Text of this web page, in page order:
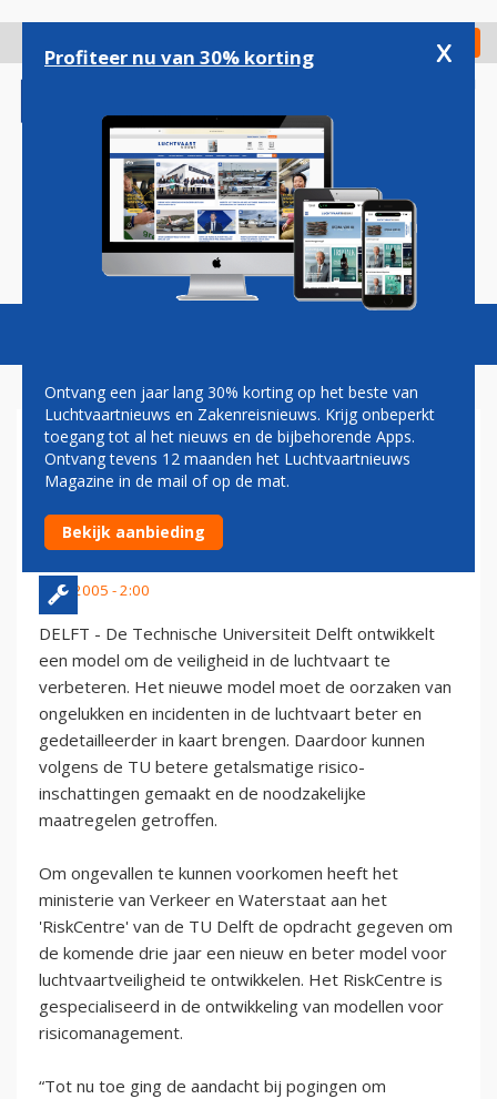
gaan
Check in
Magazine Podcasts Vacatures
TU DELFT ONTWIKKELT
MODEL VOOR VERBETERING
VLIEGVEILIGHEID
9 juli 2005 - 2:00
DELFT - De Technische Universiteit Delft ontwikkelt
een model om de veiligheid in de luchtvaart te
verbeteren. Het nieuwe model moet de oorzaken van
ongelukken en incidenten in de luchtvaart beter en
gedetailleerder in kaart brengen. Daardoor kunnen
volgens de TU betere getalsmatige risico-
inschattingen gemaakt en de noodzakelijke
maatregelen getroffen.
Om ongevallen te kunnen voorkomen heeft het
ministerie van Verkeer en Waterstaat aan het
'RiskCentre' van de TU Delft de opdracht gegeven om
de komende drie jaar een nieuw en beter model voor
luchtvaartveiligheid te ontwikkelen. Het RiskCentre is
gespecialiseerd in de ontwikkeling van modellen voor
risicomanagement.
“Tot nu toe ging de aandacht bij pogingen om
Profiteer nu van 30% korting x
Ontvang een jaar lang 30% korting op het beste van
Luchtvaartnieuws en Zakenreisnieuws. Krijg onbeperkt
toegang tot al het nieuws en de bijbehorende Apps.
Ontvang tevens 12 maanden het Luchtvaartnieuws
Magazine in de mail of op de mat.
Bekijk aanbieding